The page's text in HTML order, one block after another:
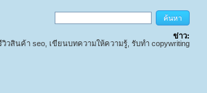
ข่าว:
วสินค้า seo, เขียนบทความให้ความรู้, รับทำ copywriting